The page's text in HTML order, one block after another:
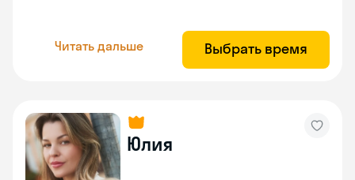
Читать дальше Выбрать время
Юлия